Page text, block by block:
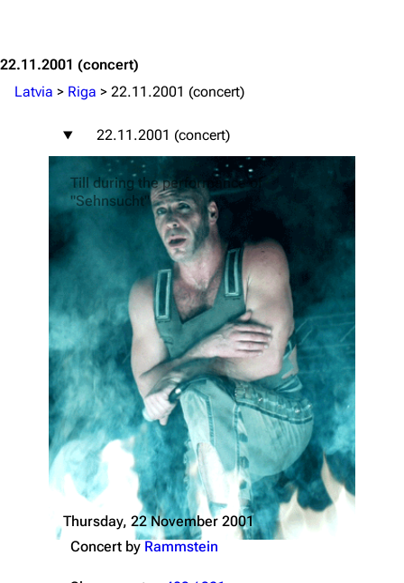
22.11.2001 (concert)
Latvia > Riga > 22.11.2001 (concert)
22.11.2001 (concert)
Till during the performance of
"Sehnsucht"
Thursday, 22 November 2001
Concert by Rammstein